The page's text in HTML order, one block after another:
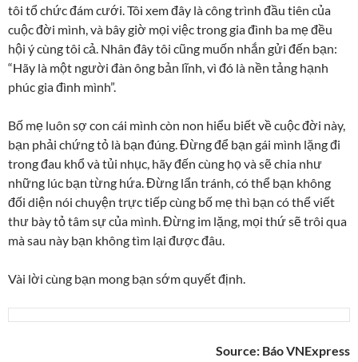
tôi tổ chức đám cưới. Tôi xem đây là công trình đầu tiên của
cuộc đời mình, và bây giờ mọi việc trong gia đình ba mẹ đều
hội ý cùng tôi cả. Nhân đây tôi cũng muốn nhắn gửi đến bạn:
“Hãy là một người đàn ông bản lĩnh, vì đó là nền tảng hạnh
phúc gia đình mình”.
Bố mẹ luôn sợ con cái mình còn non hiểu biết về cuộc đời này,
bạn phải chứng tỏ là bạn đúng. Đừng để bạn gái mình lặng đi
trong đau khổ và tủi nhục, hãy đến cùng họ và sẽ chia như
những lúc bạn từng hứa. Đừng lẩn tránh, có thể bạn không
đối diện nói chuyện trực tiếp cùng bố mẹ thì bạn có thể viết
thư bày tỏ tâm sự của mình. Đừng im lặng, mọi thứ sẽ trôi qua
mà sau này bạn không tìm lại được đâu.
Vài lời cùng bạn mong bạn sớm quyết định.
Source: Báo VNExpress